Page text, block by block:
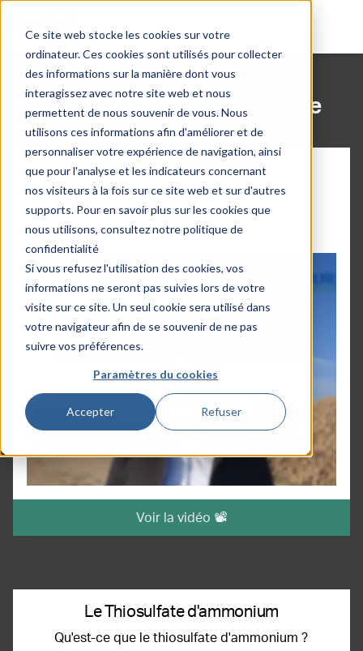
Ce site web stocke les cookies sur votre
ordinateur. Ces cookies sont utilisés pour collecter
des informations sur la manière dont vous
interagissez avec notre site web et nous
permettent de nous souvenir de vous. Nous
utilisons ces informations afin d'améliorer et de
personnaliser votre expérience de navigation, ainsi
que pour l'analyse et les indicateurs concernant
nos visiteurs à la fois sur ce site web et sur d'autres
supports. Pour en savoir plus sur les cookies que
nous utilisons, consultez notre politique de
confidentialité
Si vous refusez l'utilisation des cookies, vos
informations ne seront pas suivies lors de votre
visite sur ce site. Un seul cookie sera utilisé dans
votre navigateur afin de se souvenir de ne pas
suivre vos préférences.
Paramètres du cookies
Accepter Refuser
Les Vidéos | Engrais liquide
Stocker son azote liquide
à la ferme
Voir la vidéo 📽️
Le Thiosulfate d'ammonium
Qu'est-ce que le thiosulfate d'ammonium ?